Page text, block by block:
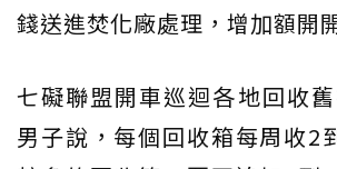
錢送進焚化廠處理，增加額開
七礙聯盟開車巡迴各地回收
男子說，每個回收箱每周收2